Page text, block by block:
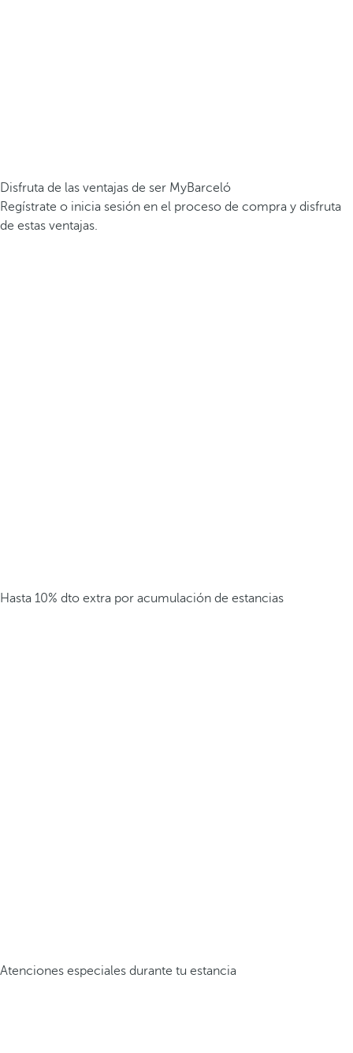
Disfruta de las ventajas de ser MyBarceló
Regístrate o inicia sesión en el proceso de compra y disfruta
de estas ventajas.
Hasta 10% dto extra por acumulación de estancias
Atenciones especiales durante tu estancia